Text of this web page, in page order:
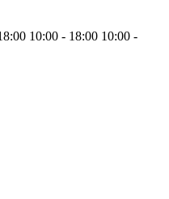
10:00 - 18:00 10:00 -